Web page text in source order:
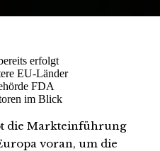
erfolgt
EU-Länder
FDA
im Blick
die Markteinführung
voran, um die